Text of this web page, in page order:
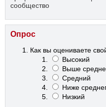
сообщество
Опрос
Как вы оцениваете
Высокий
Выше
Средний
Ниже
Низкий